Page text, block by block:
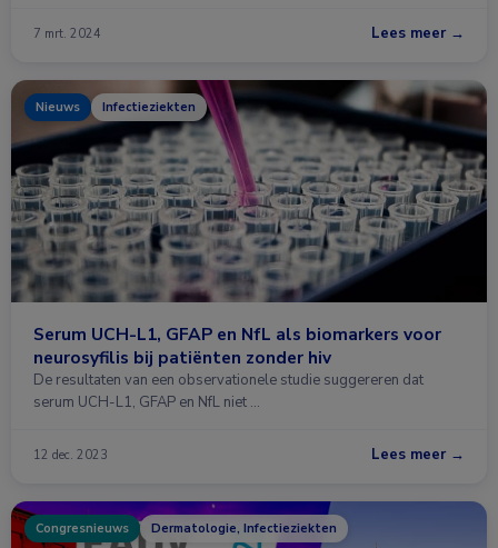
7 mrt. 2024 Lees meer →
Nieuws Infectieziekten
Serum UCH-L1, GFAP en NfL als biomarkers voor
neurosyfilis bij patiënten zonder hiv
De resultaten van een observationele studie suggereren dat
serum UCH-L1, GFAP en NfL niet …
12 dec. 2023 Lees meer →
Congresnieuws Dermatologie, Infectieziekten